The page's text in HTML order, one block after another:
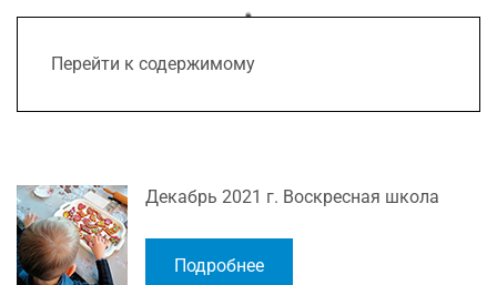
Перейти к содержимому
Декабрь 2021 г. Воскресная школа
Подробнее